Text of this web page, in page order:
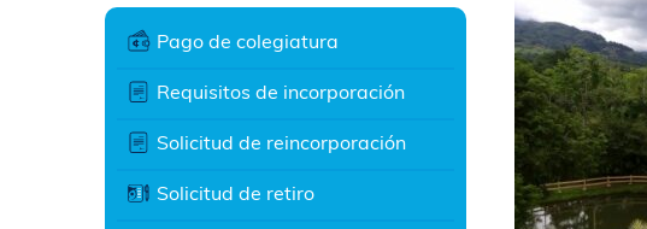
Pago de colegiatura
Requisitos de incorporación
Solicitud de reincorporación
Solicitud de retiro